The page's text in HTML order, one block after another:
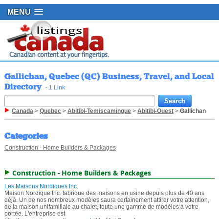
MENU
Gallichan, Quebec (QC) Business, Travel, and Local
Directory - 1 Link
Canada> Quebec> Abitibi-Temiscamingue> Abitibi-Ouest> Gallichan
Categories
Construction - Home Builders & Packages
Construction - Home Builders & Packages
Les Maisons Nordiques Inc.
Maison Nordique Inc. fabrique des maisons en usine depuis plus de 40 ans
déjà. Un de nos nombreux modèles saura certainement attirer votre attention,
de la maison unifamiliale au chalet, toute une gamme de modèles à votre
portée. L'entreprise est